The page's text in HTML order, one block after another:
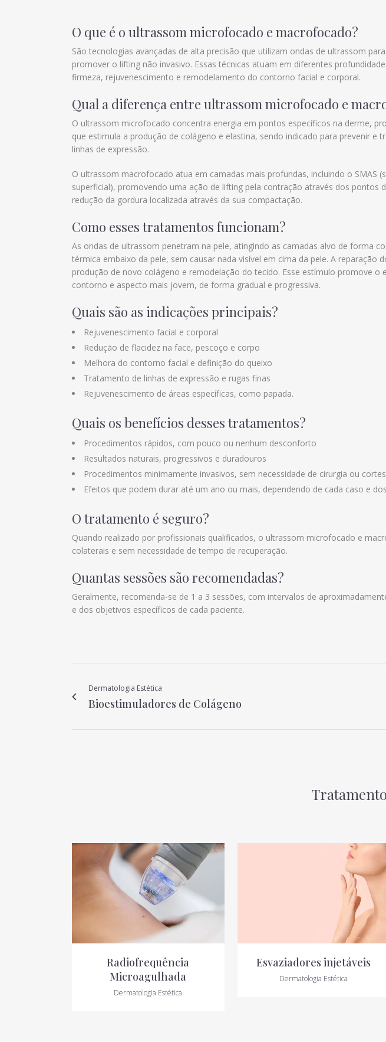
O que é o ultrassom microfocado e macrofocado?
São tecnologias avançadas de alta precisão que utilizam ondas de ultrassom
promover o lifting não invasivo. Essas técnicas atuam em diferentes
firmeza, rejuvenescimento e remodelamento do contorno facial e corporal.
Qual a diferença entre ultrassom microfocado e
O ultrassom microfocado concentra energia em pontos específicos na derme,
que estimula a produção de colágeno e elastina, sendo indicado para prevenir e
linhas de expressão.
O ultrassom macrofocado atua em camadas mais profundas, incluindo o SMAS
superficial), promovendo uma ação de lifting pela contração através dos pontos
redução da gordura localizada através da sua compactação.
Como esses tratamentos funcionam?
As ondas de ultrassom penetram na pele, atingindo as camadas alvo de forma
térmica embaixo da pele, sem causar nada visível em cima da pele. A reparação
produção de novo colágeno e remodelação do tecido. Esse estímulo promove o
contorno e aspecto mais jovem, de forma gradual e progressiva.
Quais são as indicações principais?
Rejuvenescimento facial e corporal
Redução de flacidez na face, pescoço e corpo
Melhora do contorno facial e definição do queixo
Tratamento de linhas de expressão e rugas finas
Rejuvenescimento de áreas específicas, como papada.
Quais os benefícios desses tratamentos?
Procedimentos rápidos, com pouco ou nenhum desconforto
Resultados naturais, progressivos e duradouros
Procedimentos minimamente invasivos, sem necessidade de cirurgia ou cortes
Efeitos que podem durar até um ano ou mais, dependendo de cada caso e
O tratamento é seguro?
Quando realizado por profissionais qualificados, o ultrassom microfocado e
colaterais e sem necessidade de tempo de recuperação.
Quantas sessões são recomendadas?
Geralmente, recomenda-se de 1 a 3 sessões, com intervalos de
e dos objetivos específicos de cada paciente.
Dermatologia Estética
Bioestimuladores de Colágeno
VIEW
Radiofrequência
Microagulhada
Dermatologia Estética
Esvaziadores injetáveis
Dermatologia Estética